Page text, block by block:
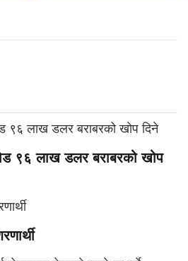
९६ लाख डलर बराबरको खोप